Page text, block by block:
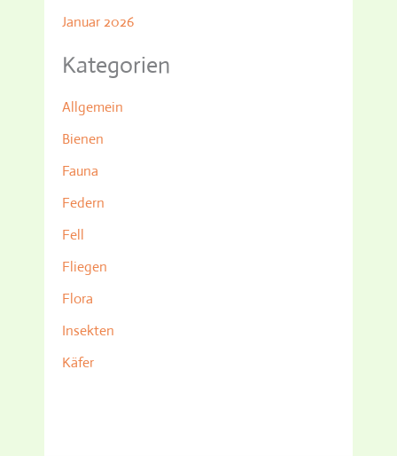
Januar 2026
Kategorien
Allgemein
Bienen
Fauna
Federn
Fell
Fliegen
Flora
Insekten
Käfer